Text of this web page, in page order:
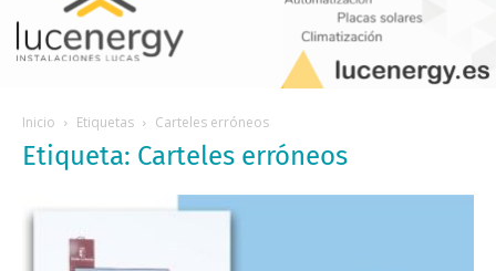
Inicio Etiquetas Carteles erróneos
Etiqueta: Carteles erróneos